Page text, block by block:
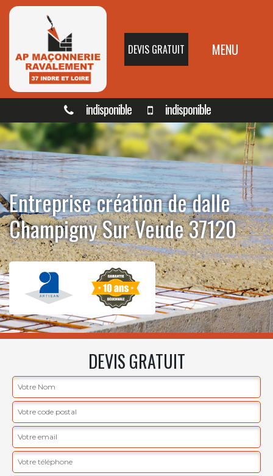
DEVIS GRATUIT MENU
indisponible indisponible
Entreprise création de dalle
Champigny Sur Veude 37120
DEVIS GRATUIT